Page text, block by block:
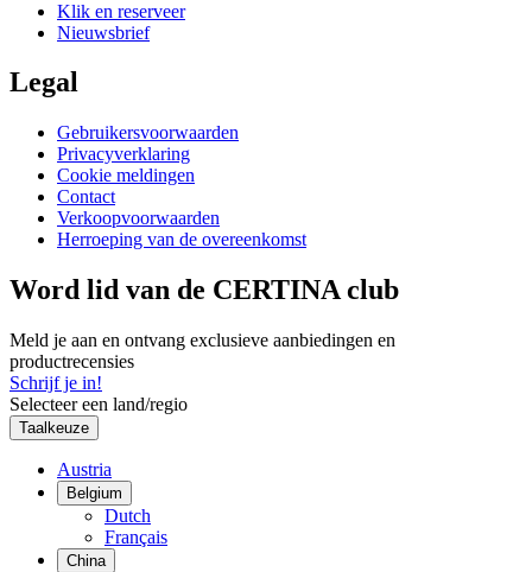
Klik en reserveer
Nieuwsbrief
Legal
Gebruikersvoorwaarden
Privacyverklaring
Cookie meldingen
Contact
Verkoopvoorwaarden
Herroeping van de overeenkomst
Word lid van de CERTINA club
Meld je aan en ontvang exclusieve aanbiedingen en
productrecensies
Schrijf je in!
Selecteer een land/regio
Taalkeuze
Austria
Belgium
Dutch
Français
China